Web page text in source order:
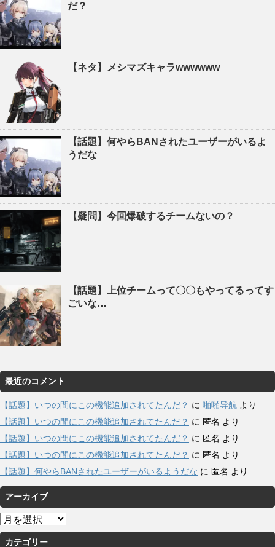
だ？
【ネタ】メシマズキャラwwwwww
【話題】何やらBANされたユーザーがいるよ
うだな
【疑問】今回爆破するチームないの？
【話題】上位チームって〇〇もやってるってす
ごいな…
最近のコメント
【話題】いつの間にこの機能追加されてたんだ？ に 啪啪导航 より
【話題】いつの間にこの機能追加されてたんだ？ に 匿名 より
【話題】いつの間にこの機能追加されてたんだ？ に 匿名 より
【話題】いつの間にこの機能追加されてたんだ？ に 匿名 より
【話題】何やらBANされたユーザーがいるようだな に 匿名 より
アーカイブ
ア
ー
カカテゴリー